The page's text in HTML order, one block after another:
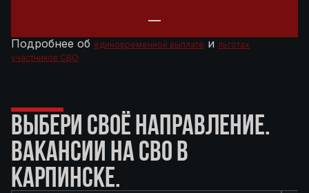
Подробнее об единовременной выплате и льготах
участников СВО
ВЫБЕРИ СВОЁ НАПРАВЛЕНИЕ.
ВАКАНСИИ НА СВО В
КАРПИНСКЕ.